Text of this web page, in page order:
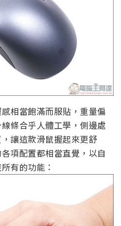
相當飽滿而服貼，重量偏
條合乎人體工學，側邊處
讓這款滑鼠握起來更舒
項配置都相當直覺，以自
有的功能：